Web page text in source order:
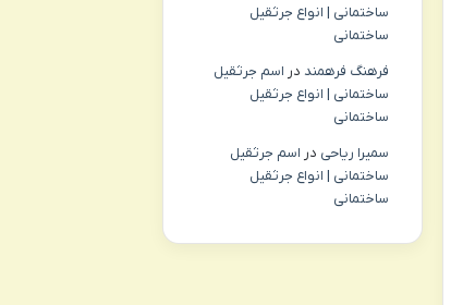
ساختمانی | انواع جرثقیل
ساختمانی
فرهنگ فرهمند در اسم جرثقیل
ساختمانی | انواع جرثقیل
ساختمانی
سمیرا ریاحی در اسم جرثقیل
ساختمانی | انواع جرثقیل
ساختمانی